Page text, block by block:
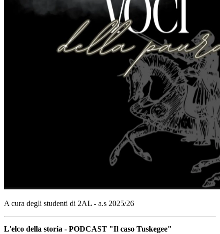
A cura degli studenti di 2AL - a.s 2025/26
L'elco della storia - PODCAST "Il caso Tuskegee"